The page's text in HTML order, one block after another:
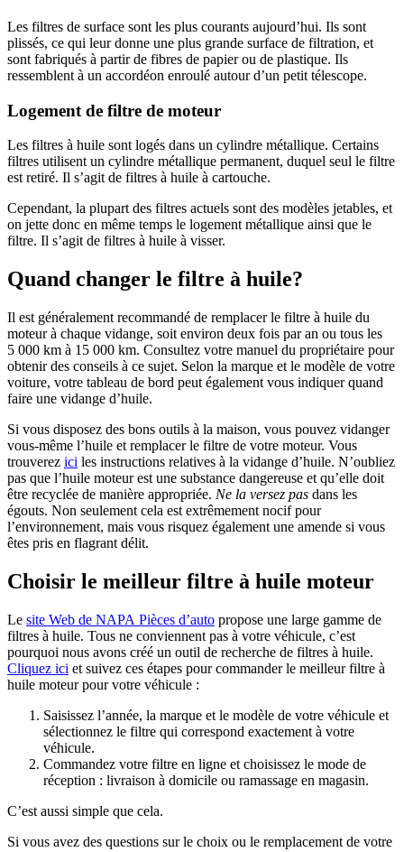
Les filtres de surface sont les plus courants aujourd’hui. Ils sont
plissés, ce qui leur donne une plus grande surface de filtration, et
sont fabriqués à partir de fibres de papier ou de plastique. Ils
ressemblent à un accordéon enroulé autour d’un petit télescope.
Logement de filtre de moteur
Les filtres à huile sont logés dans un cylindre métallique. Certains
filtres utilisent un cylindre métallique permanent, duquel seul le filtre
est retiré. Il s’agit de filtres à huile à cartouche.
Cependant, la plupart des filtres actuels sont des modèles jetables, et
on jette donc en même temps le logement métallique ainsi que le
filtre. Il s’agit de filtres à huile à visser.
Quand changer le filtre à huile?
Il est généralement recommandé de remplacer le filtre à huile du
moteur à chaque vidange, soit environ deux fois par an ou tous les
5 000 km à 15 000 km. Consultez votre manuel du propriétaire pour
obtenir des conseils à ce sujet. Selon la marque et le modèle de votre
voiture, votre tableau de bord peut également vous indiquer quand
faire une vidange d’huile.
Si vous disposez des bons outils à la maison, vous pouvez vidanger
vous-même l’huile et remplacer le filtre de votre moteur. Vous
trouverez ici les instructions relatives à la vidange d’huile. N’oubliez
pas que l’huile moteur est une substance dangereuse et qu’elle doit
être recyclée de manière appropriée. Ne la versez pas dans les
égouts. Non seulement cela est extrêmement nocif pour
l’environnement, mais vous risquez également une amende si vous
êtes pris en flagrant délit.
Choisir le meilleur filtre à huile moteur
Le site Web de NAPA Pièces d’auto propose une large gamme de
filtres à huile. Tous ne conviennent pas à votre véhicule, c’est
pourquoi nous avons créé un outil de recherche de filtres à huile.
Cliquez ici et suivez ces étapes pour commander le meilleur filtre à
huile moteur pour votre véhicule :
Saisissez l’année, la marque et le modèle de votre véhicule et
sélectionnez le filtre qui correspond exactement à votre
véhicule.
Commandez votre filtre en ligne et choisissez le mode de
réception : livraison à domicile ou ramassage en magasin.
C’est aussi simple que cela.
Si vous avez des questions sur le choix ou le remplacement de votre